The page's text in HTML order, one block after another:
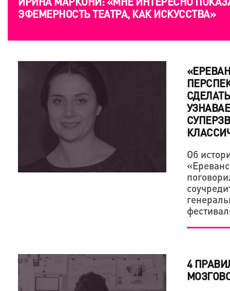
ЭФЕМЕРНОСТЬ ТЕАТРА, КАК ИСКУССТВА»
Об
4